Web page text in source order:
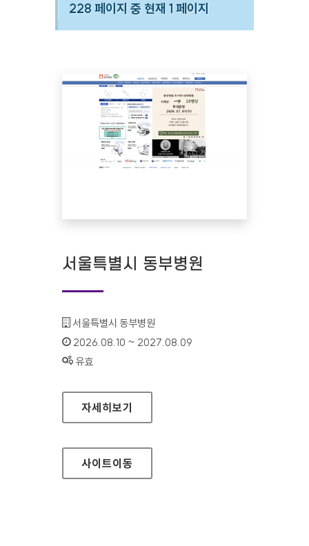
228 페이지 중 현재 1 페이지
서울특별시 동부병원
기관명 :
서울특별시 동부병원
인증기간 :
2026.08.10 ~ 2027.08.09
상태 :
유효
서울특별시 동부병원
자세히보기
사이트이동